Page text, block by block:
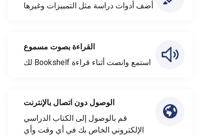
أضف أدوات دراسة مثل التمييزات وغيرها
القراءة بصوت مسموع
استمع وانصت أثناء قراءة Bookshelf لك
الوصول دون اتصال بالإنترنت
قم بالوصول إلى الكتاب الدراسي
الإلكتروني الخاص بك في أي وقت وأي